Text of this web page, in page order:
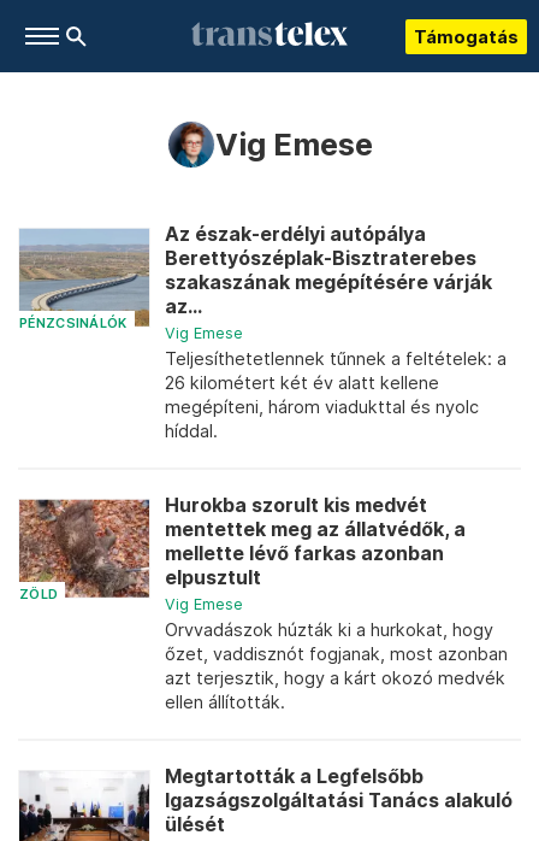
Támogatás
Vig Emese
PÉNZCSINÁLÓK
Az észak-erdélyi autópálya
Berettyószéplak-Bisztraterebes
szakaszának megépítésére várják
az...
Vig Emese
Teljesíthetetlennek tűnnek a feltételek: a
26 kilométert két év alatt kellene
megépíteni, három viadukttal és nyolc
híddal.
ZÖLD
Hurokba szorult kis medvét
mentettek meg az állatvédők, a
mellette lévő farkas azonban
elpusztult
Vig Emese
Orvvadászok húzták ki a hurkokat, hogy
őzet, vaddisznót fogjanak, most azonban
azt terjesztik, hogy a kárt okozó medvék
ellen állították.
Megtartották a Legfelsőbb
Igazságszolgáltatási Tanács alakuló
ülését